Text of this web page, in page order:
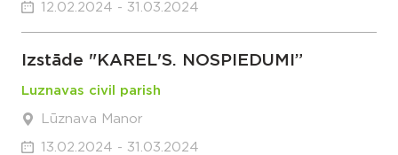
12.02.2024 - 31.03.2024
Izstāde "KAREL'S. NOSPIEDUMI”
Luznavas civil parish
Lūznava Manor
13.02.2024 - 31.03.2024